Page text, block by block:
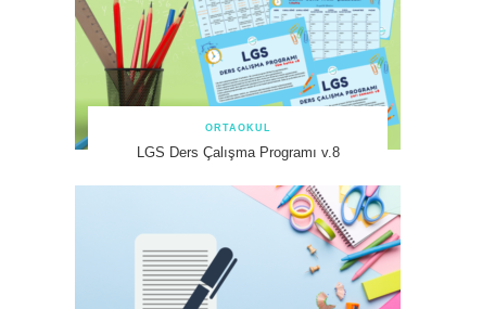
ORTAOKUL
LGS Ders Çalışma Programı v.8